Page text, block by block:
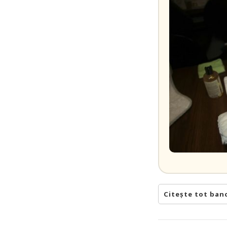
Citește tot